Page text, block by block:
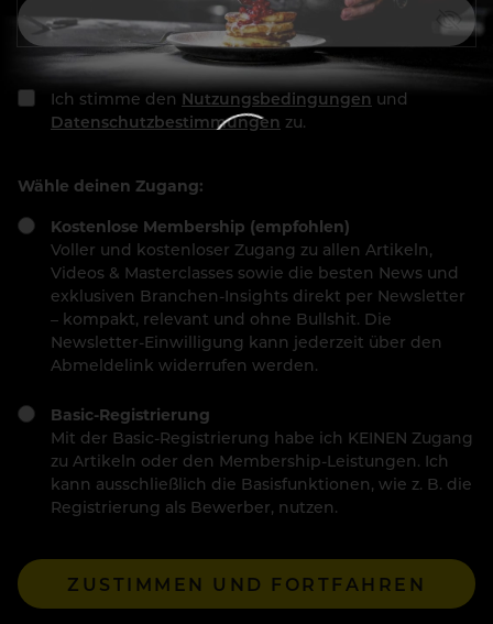
Ich stimme den Nutzungsbedingungen und
Datenschutzbestimmungen zu.
Wähle deinen Zugang:
Kostenlose Membership (empfohlen)
Voller und kostenloser Zugang zu allen Artikeln,
Videos & Masterclasses sowie die besten News und
exklusiven Branchen-Insights direkt per Newsletter
– kompakt, relevant und ohne Bullshit. Die
Newsletter-Einwilligung kann jederzeit über den
Abmeldelink widerrufen werden.
Basic-Registrierung
Mit der Basic-Registrierung habe ich KEINEN Zugang
zu Artikeln oder den Membership-Leistungen. Ich
kann ausschließlich die Basisfunktionen, wie z. B. die
Registrierung als Bewerber, nutzen.
ZUSTIMMEN UND FORTFAHREN